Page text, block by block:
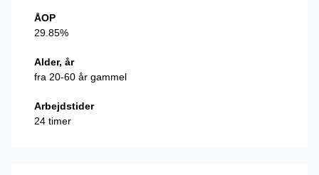
ÅOP
29.85%
Alder, år
fra 20-60 år gammel
Arbejdstider
24 timer